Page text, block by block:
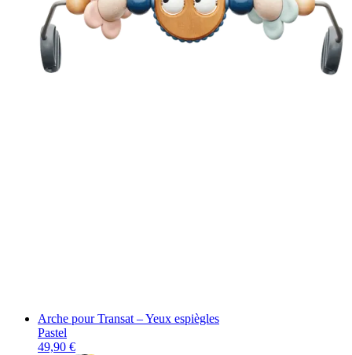
Arche pour Transat – Yeux espiègles
Pastel
49,90 €